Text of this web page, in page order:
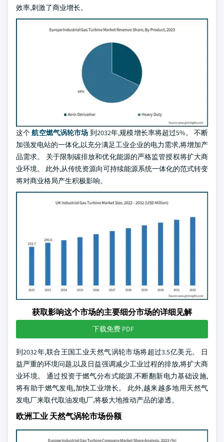
效率,刺激了商业增长。
这个航空燃气涡轮市场 到2032年,规模增长率将超过5%。 不断
加强发电站的一体化,以充分满足工业企业的电力需求,将增加产
品需求。 关于限制碳排放和优化能源的严格监管授权将扩大商
业环境。 此外,从传统资源向可持续能源系统一体化的范式转变
将对商业格局产生积极影响。
获取影响这个市场的主要细分市场的详细见解
下载免费 PDF
到2032年,联合王国工业天然气涡轮市场将超过3.5亿美元。 日
益严重的环境问题,以及日益强调减少工业过程的排放,将扩大商
业环境。 通过投资于燃气分布式能源,不断翻新电力基础设施,
将有助于燃气发电,加快工业增长。 此外,越来越多地用天然气
发电厂来取代取油发电厂,将极大地推动产品的渗透。
欧洲工业 天然气涡轮市场份额